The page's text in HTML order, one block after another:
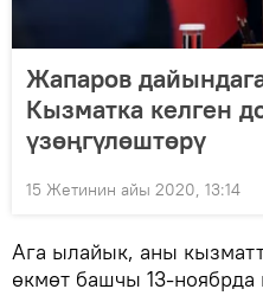
Жапаров
Кызматка келген
үзөңгүлөштөрү
15 Жетинин айы 2020, 13:14
Ага ылайык, аны
өкмөт башчы 13-ноябрда